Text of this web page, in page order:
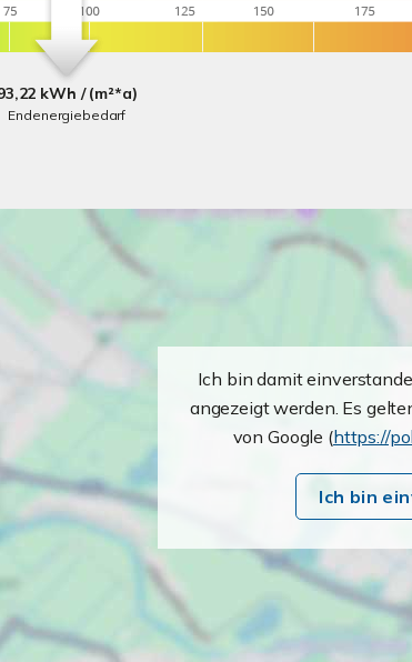
kWh / (m²*a)
Endenergiebedarf
Ich bin damit
angezeigt werden. Es
von Google (https://
Ich bin